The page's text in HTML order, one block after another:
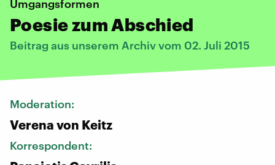
Umgangsformen
Poesie zum Abschied
Beitrag aus unserem Archiv vom 02. Juli 2015
Moderation:
Verena von Keitz
Korrespondent: